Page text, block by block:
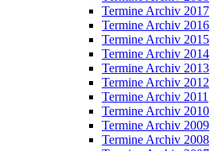
Termine Archiv 2017
Termine Archiv 2016
Termine Archiv 2015
Termine Archiv 2014
Termine Archiv 2013
Termine Archiv 2012
Termine Archiv 2011
Termine Archiv 2010
Termine Archiv 2009
Termine Archiv 2008